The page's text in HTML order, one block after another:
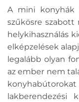
A mini konyhák
szűkösre szabott
helykihasználás
elképzelések
legalább olyan
az ember nem
lakberendezési